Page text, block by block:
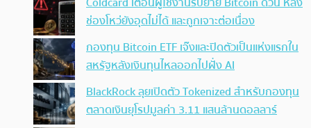
ช่องโหว่ยังอุดไม่ได้ และถูกเจาะต่อเนื่อง
กองทุน Bitcoin ETF เจ๊งและปิดตัวเป็นแห่งแรกใน
สหรัฐหลังเงินทุนไหลออกไปฝั่ง AI
BlackRock ลุยเปิดตัว Tokenized สำหรับกองทุน
ตลาดเงินยุโรปมูลค่า 3.11 แสนล้านดอลลาร์